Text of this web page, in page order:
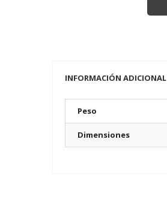
INFORMACIÓN ADICIONAL
Peso
Dimensiones